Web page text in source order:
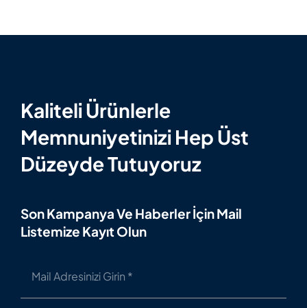
Kaliteli Ürünlerle
Memnuniyetinizi Hep Üst
Düzeyde Tutuyoruz
Son Kampanya Ve Haberler İçin Mail
Listemize Kayıt Olun